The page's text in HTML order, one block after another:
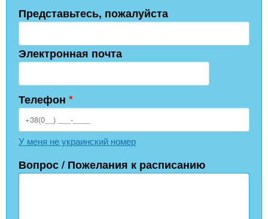
Представьтесь, пожалуйста
Электронная почта
Телефон *
У меня не украинский номер
Вопрос / Пожелания к расписанию